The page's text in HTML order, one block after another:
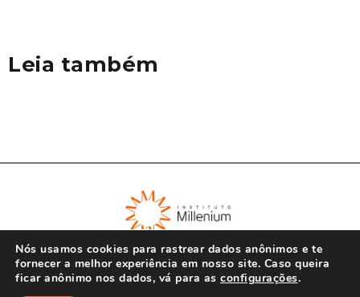
Leia também
Nós usamos cookies para rastrear dados anônimos e te
fornecer a melhor experiência em nosso site. Caso queira
ficar anônimo nos dados, vá para as configurações.